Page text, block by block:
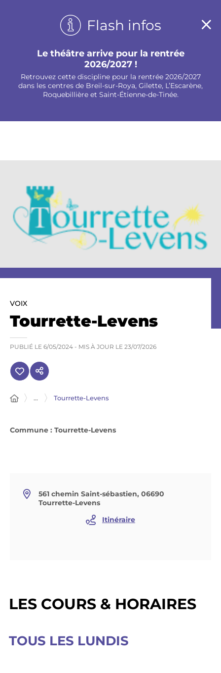
Flash infos
Le théâtre arrive pour la rentrée
2026/2027 !
Retrouvez cette discipline pour la rentrée 2026/2027
dans les centres de Breil-sur-Roya, Gilette, L’Escarène,
Roquebillière et Saint-Étienne-de-Tinée.
VOIX
Tourrette-Levens
PUBLIÉ LE 6/05/2024 - MIS À JOUR LE 23/07/2026
... Tourrette-Levens
Commune : Tourrette-Levens
561 chemin Saint-sébastien, 06690
Tourrette-Levens
Itinéraire
LES COURS & HORAIRES
TOUS LES LUNDIS